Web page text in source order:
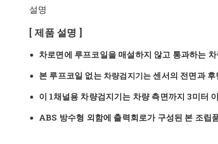
설명
[ 제품 설명 ]
차로면에 루프코일을 매설하지 않고 통과하는
본 루프코일 없는 차량검지기는센서의 전면과
이 1채널용 차량검지기는 차량 측면까지 3미터
ABS 방수형 외함에 출력회로가 구성된 본 조립